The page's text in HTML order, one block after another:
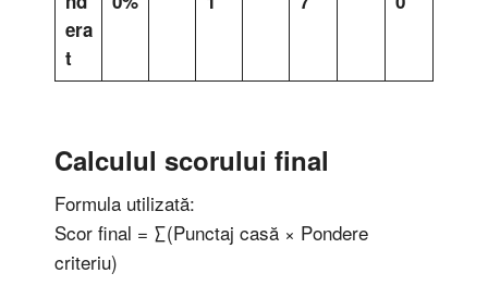
era
t
Calculul scorului final
Formula utilizată:
Scor final = ∑(Punctaj casă × Pondere
criteriu)